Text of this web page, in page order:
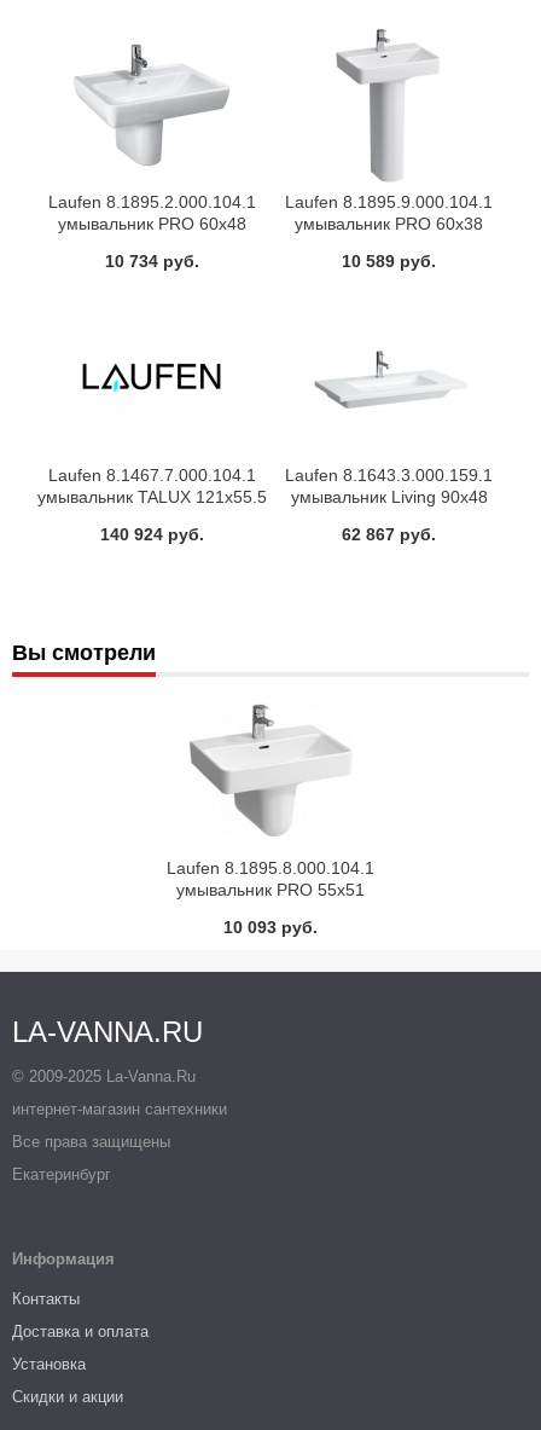
Laufen 8.1895.2.000.104.1
умывальник PRO 60х48
10 734 руб.
Laufen 8.1895.9.000.104.1
умывальник PRO 60х38
10 589 руб.
Laufen 8.1467.7.000.104.1
умывальник TALUX 121х55.5
140 924 руб.
Laufen 8.1643.3.000.159.1
умывальник Living 90х48
62 867 руб.
Вы смотрели
Laufen 8.1895.8.000.104.1
умывальник PRO 55х51
10 093 руб.
LA-VANNA.RU
© 2009-2025 La-Vanna.Ru
интернет-магазин сантехники
Все права защищены
Екатеринбург
Информация
Контакты
Доставка и оплата
Установка
Скидки и акции